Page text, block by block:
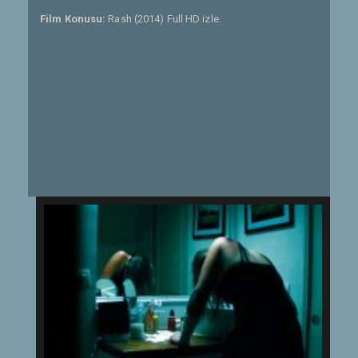
Film Konusu: Rash (2014) Full HD izle.